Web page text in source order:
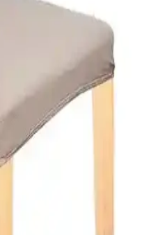
Yüksek Kaliteli
karşılaştırıyoruz. Elastik
yorumlarıyla en uygun
Sandalye Kılıfı
Estetik,
farkları ve kullanıcı